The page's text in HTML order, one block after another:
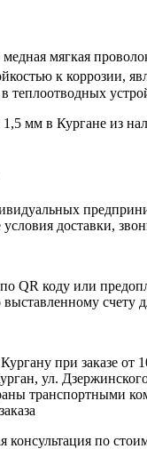
мягкая
к коррозии,
теплоотводных
мм в Кургане из
доставки,
QR коду или
выставленному
при заказе
ул.
транспортными
по